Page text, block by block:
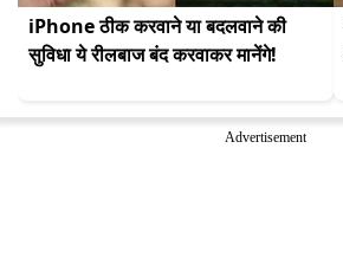
iPhone ठीक करवाने या बदलवाने की
सुविधा ये रीलबाज बंद करवाकर मानेंगे!
Advertisement